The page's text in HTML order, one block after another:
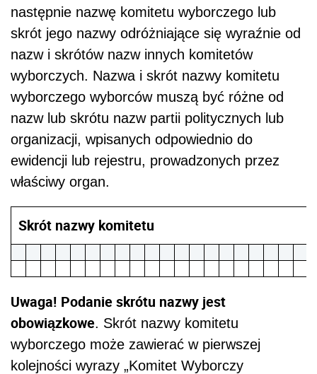
następnie nazwę komitetu wyborczego lub
skrót jego nazwy odróżniające się wyraźnie od
nazw i skrótów nazw innych komitetów
wyborczych. Nazwa i skrót nazwy komitetu
wyborczego wyborców muszą być różne od
nazw lub skrótu nazw partii politycznych lub
organizacji, wpisanych odpowiednio do
ewidencji lub rejestru, prowadzonych przez
właściwy organ.
Skrót nazwy komitetu
Uwaga! Podanie skrótu nazwy jest
obowiązkowe. Skrót nazwy komitetu
wyborczego może zawierać w pierwszej
kolejności wyrazy „Komitet Wyborczy